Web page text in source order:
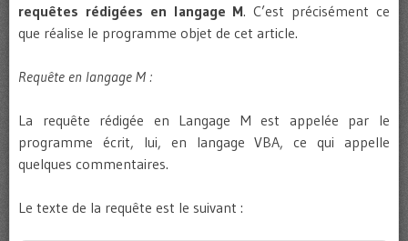
requêtes rédigées en langage M. C’est précisément ce
que réalise le programme objet de cet article.
Requête en langage M :
La requête rédigée en Langage M est appelée par le
programme écrit, lui, en langage VBA, ce qui appelle
quelques commentaires.
Le texte de la requête est le suivant :